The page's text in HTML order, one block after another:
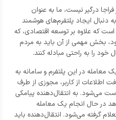
درگیر نیست، ما به عنوان
دنبال ایجاد پلتفرم‌های هوشمند
که علاوه بر توسعه اقتصادی، که
بخش مهمی از آن باید به مردم
خود را به راحتی مبادله کنند.
معامله در این پلتفرم و سامانه به
اطلاعات از کاربر، مجوزی از طرف
می‌شود. به انتقال‌دهنده پیامکی
در حال انجام یک معامله
گرفته می‌شود. انتقال‌دهنده باید